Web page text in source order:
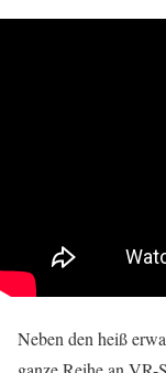
Neben den heiß